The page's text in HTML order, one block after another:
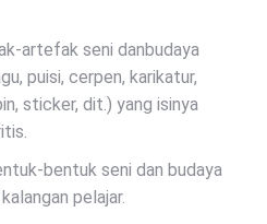
artefak seni danbudaya
puisi, cerpen, karikatur,
sticker, dit.) yang isinya
bentuk seni dan budaya
pelajar.